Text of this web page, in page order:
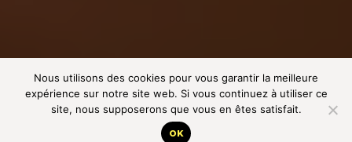
Nous utilisons des cookies pour vous garantir la meilleure
expérience sur notre site web. Si vous continuez à utiliser ce
site, nous supposerons que vous en êtes satisfait.
OK